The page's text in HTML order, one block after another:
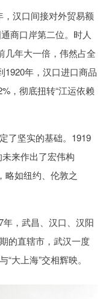
汉口间接对外贸易额
商口岸第二位。时人
几年大一倍，伟然占全
1920年，汉口进口商品
，彻底扭转“江运依赖
了坚实的基础。1919
来作出了宏伟构
略如纽约、伦敦之
，武昌、汉口、汉阳
的直辖市，武汉一度
大上海”交相辉映。